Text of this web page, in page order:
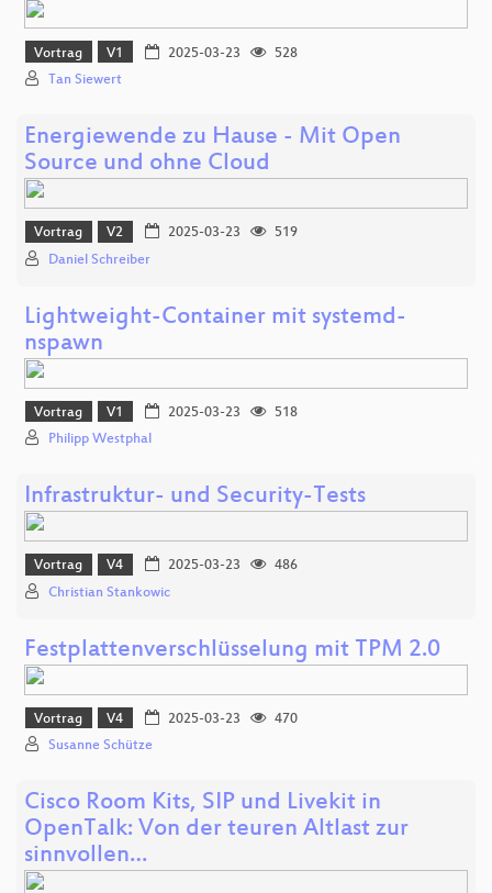
Vortrag V1 2025-03-23
528
Tan Siewert
Energiewende zu Hause - Mit Open
Source und ohne Cloud
Vortrag V2 2025-03-23
519
Daniel Schreiber
Lightweight-Container mit systemd-
nspawn
Vortrag V1 2025-03-23
518
Philipp Westphal
Infrastruktur- und Security-Tests
Vortrag V4 2025-03-23
486
Christian Stankowic
Festplattenverschlüsselung mit TPM 2.0
Vortrag V4 2025-03-23
470
Susanne Schütze
Cisco Room Kits, SIP und Livekit in
OpenTalk: Von der teuren Altlast zur
sinnvollen…